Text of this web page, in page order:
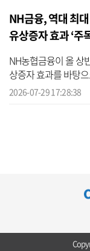
NH금융, 역대 최
유상증자 효과 ‘주
NH농협금융이 올 상
상증자 효과를 바탕
농협금융 실적을 분
2026-07-29 17:28:38